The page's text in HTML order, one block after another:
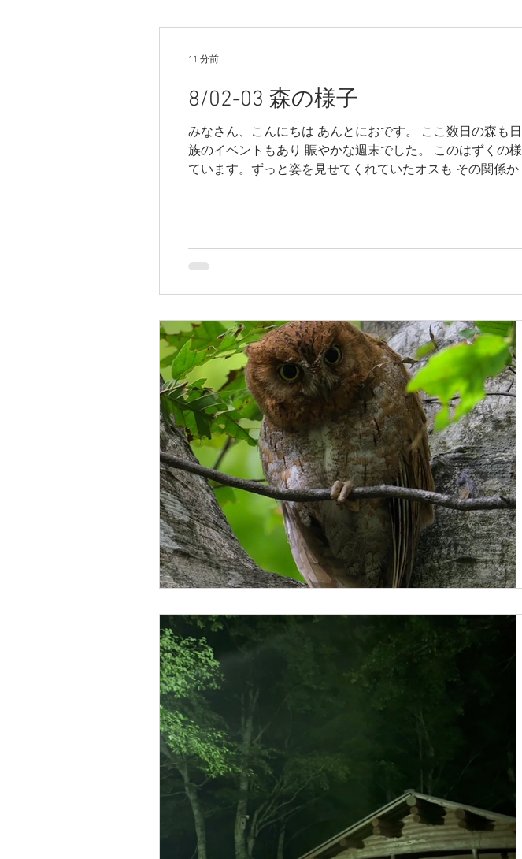
8/02-03 森の様子
みなさん、こんにちは あんとにおです。 ここ数日の森も
族のイベントもあり 賑やかな週末でした。 このはずくの
ています。ずっと姿を見せてくれていたオスも その関係
ショウビンの様子 日増しに鳴き声は少なくなりつつあり
ます。 ロッジのトイレからスイート方面、その逆も飛ん
11 分前